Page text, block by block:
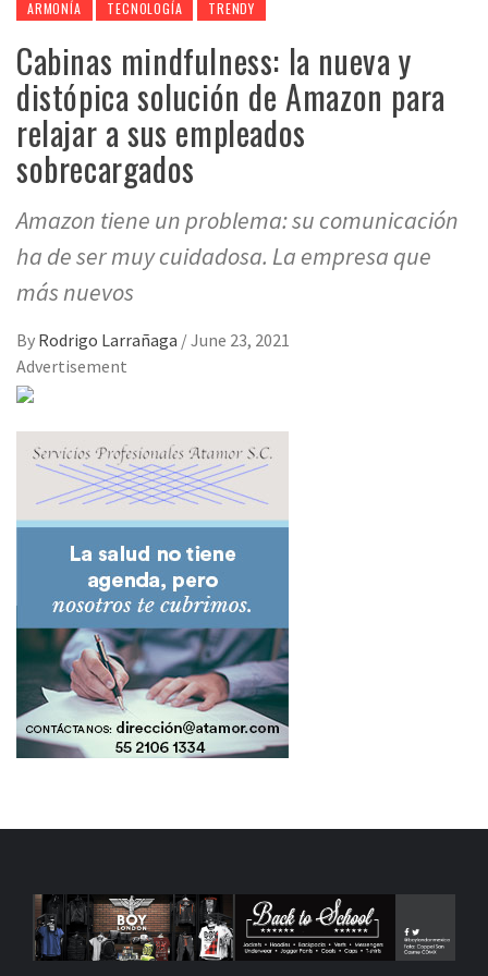
ARMONÍA TECNOLOGÍA TRENDY
Cabinas mindfulness: la nueva y
distópica solución de Amazon para
relajar a sus empleados
sobrecargados
Amazon tiene un problema: su comunicación
ha de ser muy cuidadosa. La empresa que
más nuevos
By Rodrigo Larrañaga /June 23, 2021
Advertisement